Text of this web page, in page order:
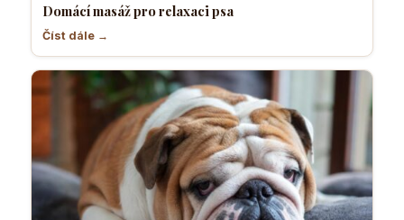
Domácí masáž pro relaxaci psa
Číst dále →